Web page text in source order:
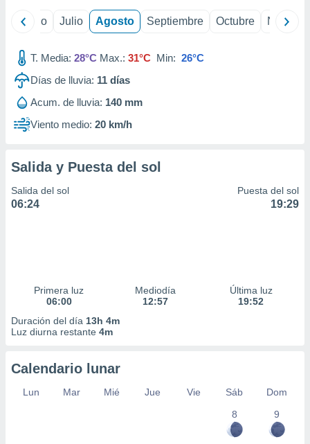
e
mediante
publicidad
de
Junio Julio Agosto Septiembre Octubre
T. Media: 28°C Max.: 31°C Min: 26°C
Días de lluvia: 11 días
Acum. de lluvia: 140 mm
Viento medio: 20 km/h
Salida y Puesta del sol
Salida del sol
06:24
Puesta del sol
19:29
Primera luz
06:00
Mediodía
12:57
Última luz
19:52
Duración del día 13h 4m
Luz diurna restante 4m
Calendario lunar
Lun Mar Mié Jue Vie Sáb
Dom
8
9